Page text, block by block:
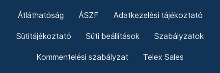
Átláthatóság ÁSZF Adatkezelési tájékoztató
Sütitájékoztató Süti beállítások Szabályzatok
Kommentelési szabályzat Telex Sales